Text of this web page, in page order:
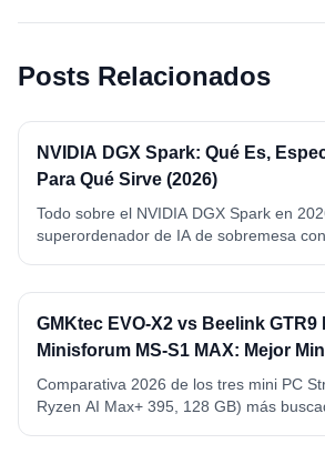
Posts Relacionados
NVIDIA DGX Spark: Qué Es,
Para Qué Sirve (2026)
Todo sobre el NVIDIA DGX Spark en
superordenador de IA de sobremesa con
GMKtec EVO-X2 vs Beelink GTR9
Minisforum MS-S1 MAX: Mejor
para IA Local (2026)
Comparativa 2026 de los tres mini PC
Ryzen AI Max+ 395, 128 GB) más